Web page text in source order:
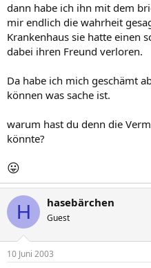
dann habe ich ihn mit dem
mir endlich die wahrheit
Krankenhaus sie hatte einen
dabei ihren Freund verloren.
Da habe ich mich geschämt
können was sache ist.
warum hast du denn die
könnte?
😛
H hasebärchen
Guest
10 Juni 2003